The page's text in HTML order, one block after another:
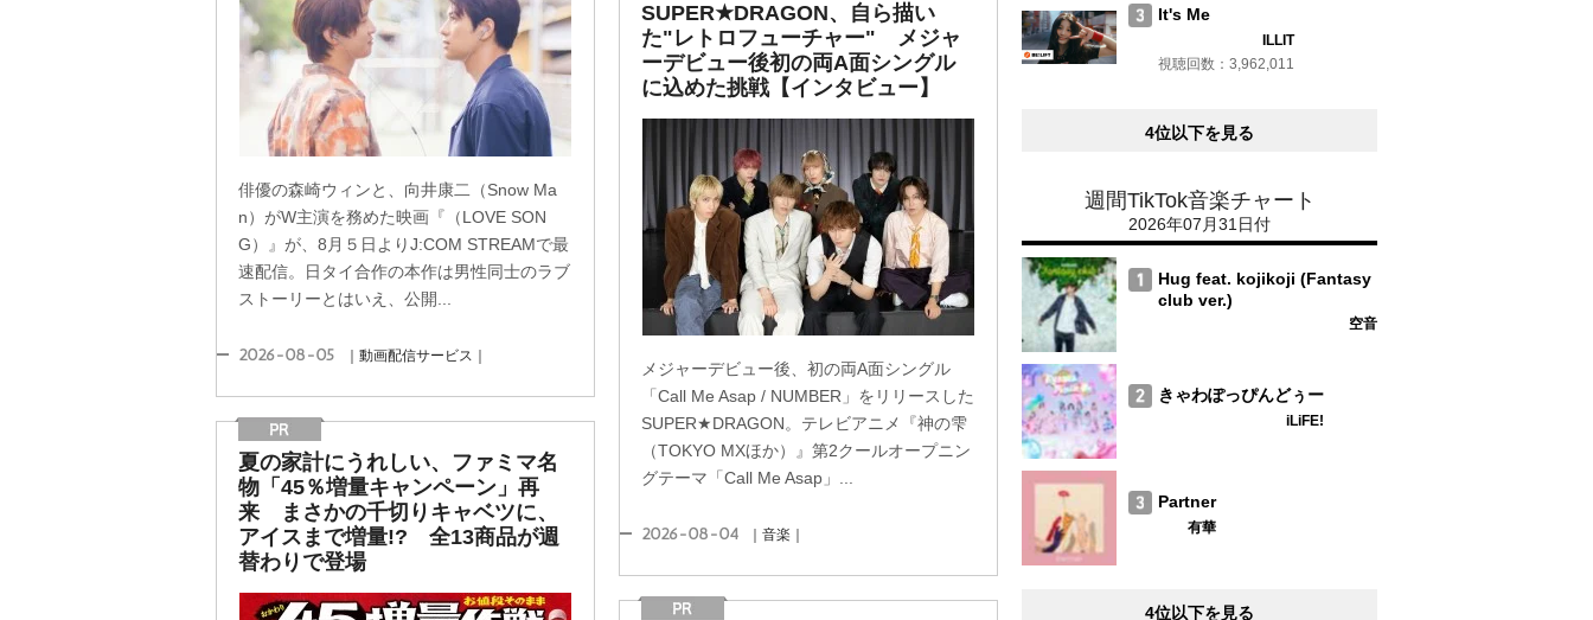
俳優の森崎ウィンと、向井康二（Snow Ma
n）がW主演を務めた映画『（LOVE SON
G）』が、8月５日よりJ:COM STREAMで最
速配信。日タイ合作の本作は男性同士のラブ
ストーリーとはいえ、公開...
2026-08-05 ｜動画配信サービス｜
SUPER★DRAGON、自ら描い
た"レトロフューチャー" メジャ
ーデビュー後初の両A面シングル
に込めた挑戦【インタビュー】
メジャーデビュー後、初の両A面シングル
「Call Me Asap / NUMBER」をリリースした
SUPER★DRAGON。テレビアニメ『神の雫
（TOKYO MXほか）』第2クールオープニン
グテーマ「Call Me Asap」...
2026-08-04 ｜音楽｜
夏の家計にうれしい、ファミマ名
物「45％増量キャンペーン」再
来 まさかの千切りキャベツに、
アイスまで増量!? 全13商品が週
替わりで登場
It's Me
ILLIT
視聴回数：3,962,011
4位以下を見る
週間TikTok音楽チャート
2026年07月31日付
Hug feat. kojikoji (Fantasy
club ver.)
空音
きゃわぽっぴんどぅー
iLiFE!
Partner
有華
4位以下を見る